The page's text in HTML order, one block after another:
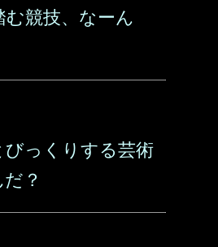
競技、なーん
びっくりする芸術
？